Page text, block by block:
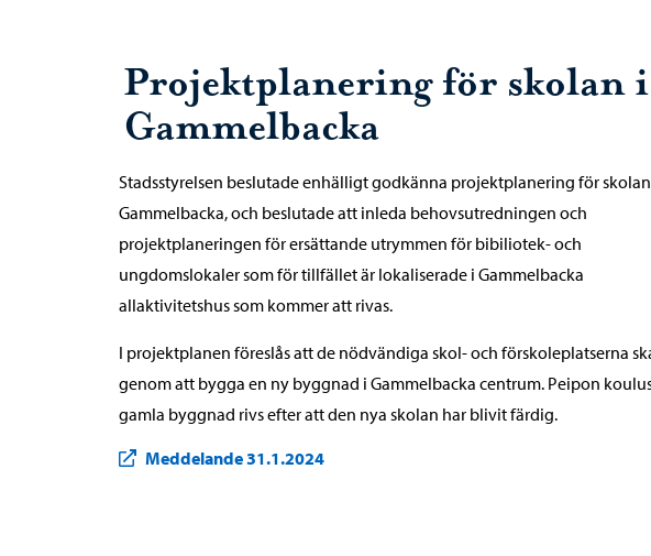
Projektplanering för skolan i
Gammelbacka
Stadsstyrelsen beslutade enhälligt godkänna projektplanering för
Gammelbacka, och beslutade att inleda behovsutredningen och
projektplaneringen för ersättande utrymmen för bibiliotek- och
ungdomslokaler som för tillfället är lokaliserade i Gammelbacka
allaktivitetshus som kommer att rivas.
I projektplanen föreslås att de nödvändiga skol- och förskoleplatserna
genom att bygga en ny byggnad i Gammelbacka centrum. Peipon
gamla byggnad rivs efter att den nya skolan har blivit färdig.
Meddelande 31.1.2024